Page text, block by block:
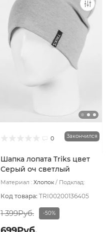
0 Закончился
Шапка лопата Triks цвет
Серый оч светлый
Материал : Хлопок
Подклад:
Код товара: TRI00200136405
1 399Руб. -50%